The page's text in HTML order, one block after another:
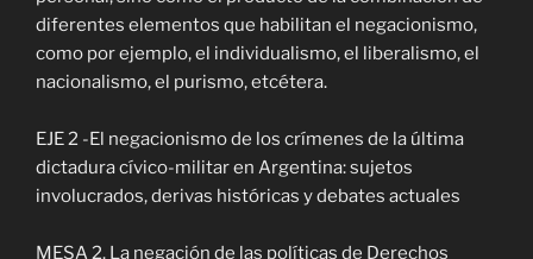
diferentes elementos que habilitan el negacionismo,
como por ejemplo, el individualismo, el liberalismo, el
nacionalismo, el purismo, etcétera.
EJE 2 -El negacionismo de los crímenes de la última
dictadura cívico-militar en Argentina: sujetos
involucrados, derivas históricas y debates actuales
MESA 2. La negación de las políticas de Derechos